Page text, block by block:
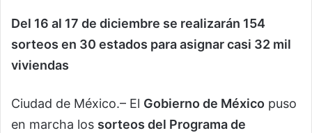
Del 16 al 17 de diciembre se realizarán 154
sorteos en 30 estados para asignar casi 32 mil
viviendas
Ciudad de México.– El Gobierno de México puso
en marcha los sorteos del Programa de